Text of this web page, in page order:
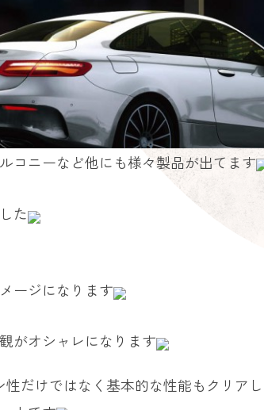
コニーなど他にも様々製品が出てます
た
ージになります
がオシャレになります
だけではなく基本的な性能もクリア